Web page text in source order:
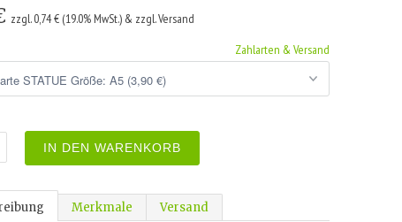
zzgl. 0,74 € (19.0% MwSt.) & zzgl. Versand
Zahlarten & Versand
IN DEN WARENKORB
Merkmale Versand